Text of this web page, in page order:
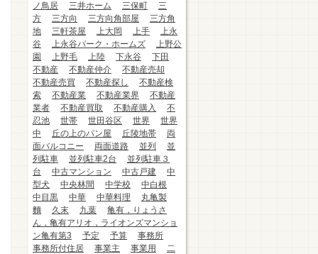
ノ鳥居
三井ホーム 三保町
三
方
三方向 三方向角部屋
三方角
地
三軒茶屋 上大岡 上手
上永
谷
上永谷パーク・ホームズ
上野公
園
上野毛 上陸 下永谷
下田
不動産
不動産仲介
不動産売却
不動産売買
不動産探し
不動産検
索
不動産業 不動産業界
不動産
業者
不動産買取 不動産購入
不
忍池
世帯 世田谷区 世界
世界
中
丘の上のパン屋 丘陵地帯
両
面バルコニー
両面道路 並列
並
列駐車
並列駐車2台
並列駐車３
台
中古マンション 中古戸建
中
型犬
中央林間 中学校
中白根
中目黒
中華 中華料理
丸亀製
麵
久末 九葉
亀有，りょうさ
ん，亀有アリオ，ライオンズマンショ
ン亀有第3
予定 予算
事務所
事務所付住居
事業主 事業用
二